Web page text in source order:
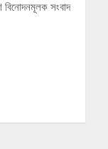
বিনোদনমূলক সংবাদ